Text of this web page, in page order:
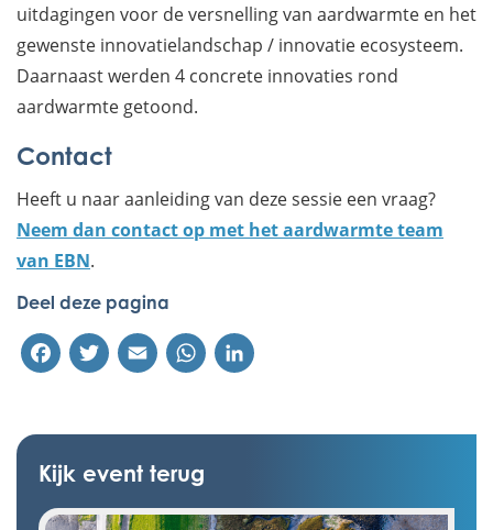
uitdagingen voor de versnelling van aardwarmte en het
gewenste innovatielandschap / innovatie ecosysteem.
Daarnaast werden 4 concrete innovaties rond
aardwarmte getoond.
Contact
Heeft u naar aanleiding van deze sessie een vraag?
Neem dan contact op met het aardwarmte team
van EBN.
Deel deze pagina
FacebookTwitterEmail WhatsApp
Kijk event terug